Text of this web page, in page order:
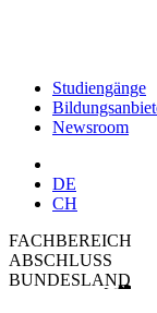
Studiengänge
Newsroom
DE
CH
FACHBEREICH
ABSCHLUSS
BUNDESLAND